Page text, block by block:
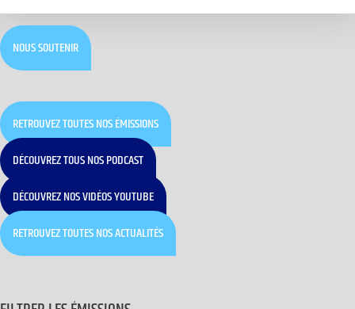
NOUS SOUTENIR
RETROUVEZ TOUTES NOS ÉMISSIONS
DÉCOUVREZ TOUS NOS PODCAST
DÉCOUVREZ NOS VIDÉOS YOUTUBE
RETROUVEZ TOUTES NOS ACTUALITÉS